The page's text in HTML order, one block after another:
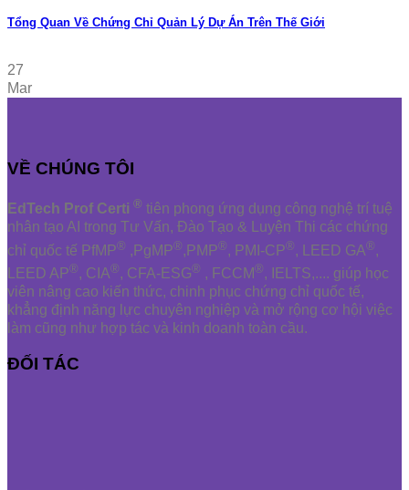
Tổng Quan Về Chứng Chỉ Quản Lý Dự Án Trên Thế Giới
27
Mar
VỀ CHÚNG TÔI
EdTech Prof Certi ® tiên phong ứng dụng công nghệ trí tuệ
nhân tạo AI trong Tư Vấn, Đào Tạo & Luyện Thi các chứng
chỉ quốc tế PfMP® ,PgMP®,PMP®, PMI-CP®, LEED GA®,
LEED AP®, CIA®, CFA-ESG® , FCCM®, IELTS,.... giúp học
viên nâng cao kiến thức, chinh phục chứng chỉ quốc tế,
khẳng định năng lực chuyên nghiệp và mở rộng cơ hội việc
làm cũng như hợp tác và kinh doanh toàn cầu.
ĐỐI TÁC